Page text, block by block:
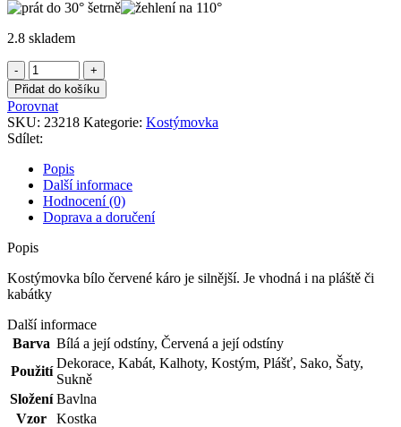
2.8 skladem
Kostýmovka
bílo
červené
káro
množství
Přidat do košíku
Porovnat
SKU: 23218 Kategorie: Kostýmovka
Sdílet:
Popis
Další informace
Hodnocení (0)
Doprava a doručení
Popis
Kostýmovka bílo červené káro je silnější. Je vhodná i na pláště či
kabátky
Další informace
Barva Bílá a její odstíny, Červená a její odstíny
Použití
Dekorace, Kabát, Kalhoty, Kostým, Plášť, Sako, Šaty,
Sukně
Složení Bavlna
Vzor
Kostka